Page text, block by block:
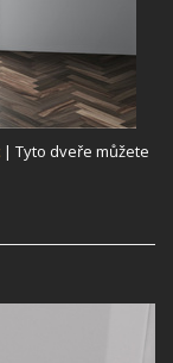
| Tyto dveře můžete